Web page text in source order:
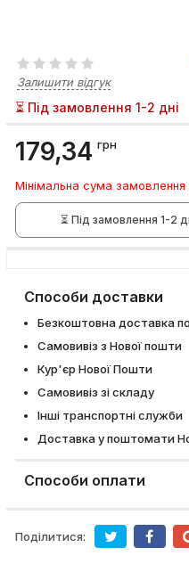
Залишити відгук
⏳ Під замовлення 1-2 дні
179,34 грн
Мінімальна сума
⏳ Під замовлення 1-2
Способи доставки
Безкоштовна доставка
Самовивіз з Нової пошти
Кур'єр Нової Пошти
Самовивіз зі складу
Інші транспортні служби
Доставка у поштомати
Способи оплати
Поділитися: